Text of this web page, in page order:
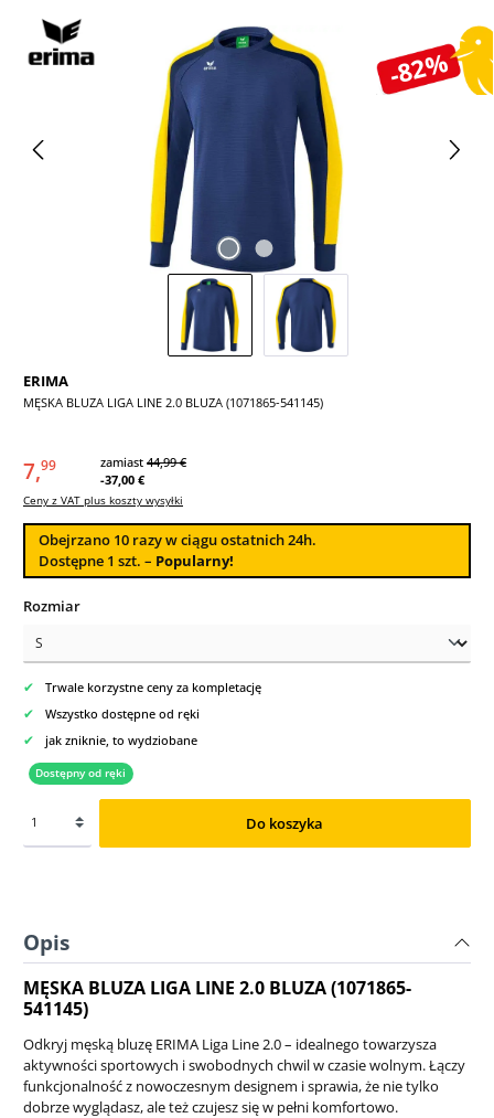
-82%
Pomiń galerię zdjęć
ERIMA
MĘSKA BLUZA LIGA LINE 2.0 BLUZA (1071865-541145)
7,99 zamiast 44,99 €
-37,00 €
Ceny z VAT plus koszty wysyłki
Obejrzano 10 razy w ciągu ostatnich 24h.
Dostępne 1 szt. – Popularny!
Wybierz
Rozmiar
✔ Trwale korzystne ceny za kompletację
✔ Wszystko dostępne od ręki
✔ jak zniknie, to wydziobane
Dostępny od ręki
Do koszyka
Opis
MĘSKA BLUZA LIGA LINE 2.0 BLUZA (1071865-
541145)
Odkryj męską bluzę ERIMA Liga Line 2.0 – idealnego towarzysza
aktywności sportowych i swobodnych chwil w czasie wolnym. Łączy
funkcjonalność z nowoczesnym designem i sprawia, że nie tylko
dobrze wyglądasz, ale też czujesz się w pełni komfortowo.